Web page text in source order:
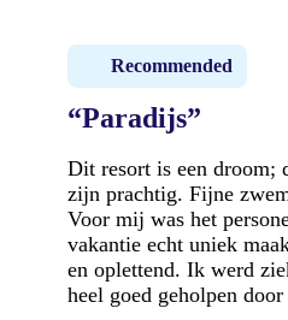
Recommended
“Paradijs”
Dit resort is een droom;
zijn prachtig. Fijne
Voor mij was het
vakantie echt uniek
en oplettend. Ik werd
heel goed geholpen